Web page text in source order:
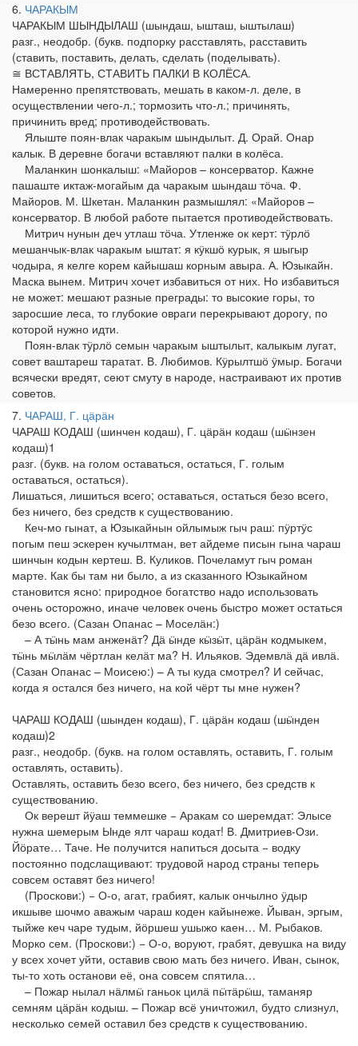
6 ЧАРАКЫМ
ЧАРАКЫМ ШЫНДЫЛАШ (шындаш, ышташ, ыштылаш)
разг., неодобр. (букв. подпорку расставлять, расставить
(ставить, поставить, делать, сделать (поделывать).
≅ ВСТАВЛЯТЬ, СТАВИТЬ ПАЛКИ В КОЛЁСА.
Намеренно препятствовать, мешать в каком-л. деле, в
осуществлении чего-л.; тормозить что-л.; причинять,
причинить вред; противодействовать.
Ялыште поян-влак чаракым шындылыт. Д. Орай. Онар
калык. В деревне богачи вставляют палки в колёса.
Маланкин шонкалыш: «Майоров – консерватор. Кажне
пашаште иктаж-могайым да чаракым шындаш тӧча. Ф.
Майоров. М. Шкетан. Маланкин размышлял: «Майоров –
консерватор. В любой работе пытается противодействовать.
Митрич нунын деч утлаш тӧча. Утленже ок керт: тӱрлӧ
мешанчык-влак чаракым ыштат: я кӱкшӧ курык, я шыгыр
чодыра, я келге корем кайышаш корным авыра. А. Юзыкайн.
Маска вынем. Митрич хочет избавиться от них. Но избавиться
не может: мешают разные преграды: то высокие горы, то
заросшие леса, то глубокие овраги перекрывают дорогу, по
которой нужно идти.
Поян-влак тӱрлӧ семын чаракым ыштылыт, калыкым лугат,
совет ваштареш таратат. В. Любимов. Кӱрылтшӧ ӱмыр. Богачи
всячески вредят, сеют смуту в народе, настраивают их против
советов.
7 ЧАРАШ, Г. цӓрӓн
ЧАРАШ КОДАШ (шинчен кодаш), Г. цӓрӓн кодаш (шӹнзен
кодаш)1
разг. (букв. на голом оставаться, остаться, Г. голым
оставаться, остаться).
Лишаться, лишиться всего; оставаться, остаться безо всего,
без ничего, без средств к существованию.
Кеч-мо гынат, а Юзыкайнын ойлымыж гыч раш: пӱртӱс
погым пеш эскерен кучылтман, вет айдеме писын гына чараш
шинчын кодын кертеш. В. Куликов. Почеламут гыч роман
марте. Как бы там ни было, а из сказанного Юзыкайном
становится ясно: природное богатство надо использовать
очень осторожно, иначе человек очень быстро может остаться
безо всего. (Сазан Опанас – Моселӓн:)
– А тӹнь мам анженӓт? Дӓ ӹнде кӹзӹт, цӓрӓн кодмыкем,
тӹнь мӹлӓм чёртлан келӓт ма? Н. Ильяков. Эдемвлӓ дӓ ивлӓ.
(Сазан Опанас – Моисею:) – А ты куда смотрел? И сейчас,
когда я остался без ничего, на кой чёрт ты мне нужен?
ЧАРАШ КОДАШ (шынден кодаш), Г. цӓрӓн кодаш (шӹнден
кодаш)2
разг., неодобр. (букв. на голом оставлять, оставить, Г. голым
оставлять, оставить).
Оставлять, оставить безо всего, без ничего, без средств к
существованию.
Ок верешт йӱаш теммешке − Аракам со шеремдат: Элысе
нужна шемерым Ынде ялт чараш кодат! В. Дмитриев-Ози.
Йӧрате… Таче. Не получится напиться досыта − водку
постоянно подслащивают: трудовой народ страны теперь
совсем оставят без ничего!
(Проскови:) − О-о, агат, грабият, калык ончылно ӱдыр
икшыве шочмо аважым чараш коден кайынеже. Йыван, эргым,
тыйже кеч чаре тудым, йӧршеш ушыжо каен… М. Рыбаков.
Морко сем. (Проскови:) − О-о, воруют, грабят, девушка на виду
у всех хочет уйти, оставив свою мать без ничего. Иван, сынок,
ты-то хоть останови её, она совсем спятила…
– Пожар нылал нӓлмӹ ганьок цилӓ пӹтӓрӹш, таманяр
семням цӓрӓн кодыш. – Пожар всё уничтожил, будто слизнул,
несколько семей оставил без средств к существованию.